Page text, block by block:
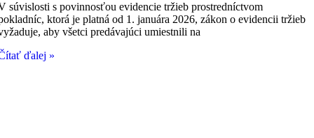
súvislosti s povinnosťou evidencie tržieb prostredníctvom
ktorá je platná od 1. januára 2026, zákon o evidencii tržieb
aby všetci predávajúci umiestnili na
ďalej »